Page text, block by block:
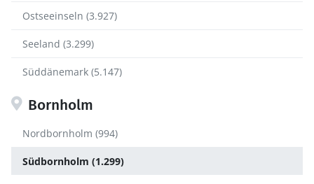
Ostseeinseln (3.927)
Seeland (3.299)
Süddänemark (5.147)
Bornholm
Nordbornholm (994)
Südbornholm (1.299)